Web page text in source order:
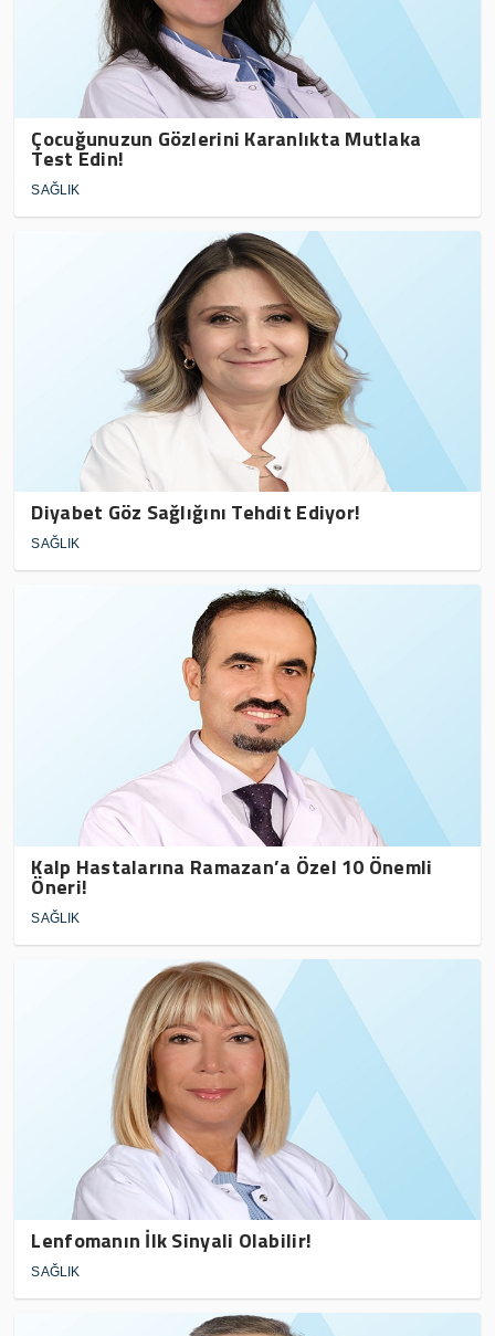
Çocuğunuzun Gözlerini Karanlıkta Mutlaka
Test Edin!
SAĞLIK
Diyabet Göz Sağlığını Tehdit Ediyor!
SAĞLIK
Kalp Hastalarına Ramazan’a Özel 10 Önemli
Öneri!
SAĞLIK
Lenfomanın İlk Sinyali Olabilir!
SAĞLIK